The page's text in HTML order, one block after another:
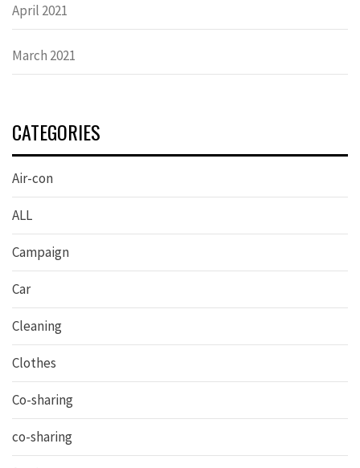
April 2021
March 2021
CATEGORIES
Air-con
ALL
Campaign
Car
Cleaning
Clothes
Co-sharing
co-sharing